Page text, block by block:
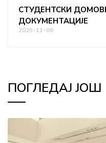
СТУДЕНТСКИ
ДОКУМЕНТАЦИЈЕ
2025-11-06
ПОГЛЕДАЈ ЈОШ